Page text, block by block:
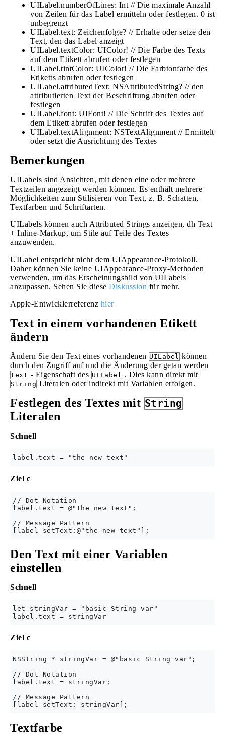
UILabel.numberOfLines: Int // Die maximale Anzahl
von Zeilen für das Label ermitteln oder festlegen. 0 ist
unbegrenzt
UILabel.text: Zeichenfolge? // Erhalte oder setze den
Text, den das Label anzeigt
UILabel.textColor: UIColor! // Die Farbe des Texts
auf dem Etikett abrufen oder festlegen
UILabel.tintColor: UIColor! // Die Farbtonfarbe des
Etiketts abrufen oder festlegen
UILabel.attributedText: NSAttributedString? // den
attributierten Text der Beschriftung abrufen oder
festlegen
UILabel.font: UIFont! // Die Schrift des Textes auf
dem Etikett abrufen oder festlegen
UILabel.textAlignment: NSTextAlignment // Ermittelt
oder setzt die Ausrichtung des Textes
Bemerkungen
UILabels sind Ansichten, mit denen eine oder mehrere
Textzeilen angezeigt werden können. Es enthält mehrere
Möglichkeiten zum Stilisieren von Text, z. B. Schatten,
Textfarben und Schriftarten.
UILabels können auch Attributed Strings anzeigen, dh Text
+ Inline-Markup, um Stile auf Teile des Textes
anzuwenden.
UILabel entspricht nicht dem UIAppearance-Protokoll.
Daher können Sie keine UIAppearance-Proxy-Methoden
verwenden, um das Erscheinungsbild von UILabels
anzupassen. Sehen Sie diese Diskussion für mehr.
Apple-Entwicklerreferenz hier
Text in einem vorhandenen Etikett
ändern
Ändern Sie den Text eines vorhandenen UILabel können
durch den Zugriff auf und die Änderung der getan werden
text - Eigenschaft des UILabel . Dies kann direkt mit
String Literalen oder indirekt mit Variablen erfolgen.
Festlegen des Textes mit String
Literalen
Schnell
Ziel c
// Dot Notation
label.text = @"the new text";
// Message Pattern
Den Text mit einer Variablen
einstellen
Schnell
let stringVar = "basic String var"
Ziel c
NSString * stringVar = @"basic String var";
// Dot Notation
label.text = stringVar;
// Message Pattern
Textfarbe